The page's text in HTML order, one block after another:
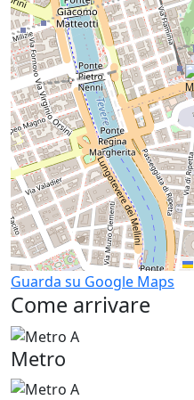
Guarda su Google Maps
Come arrivare
Metro